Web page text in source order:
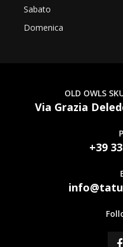
Sabato
Domenica
OLD OWLS
Via Grazia
+39